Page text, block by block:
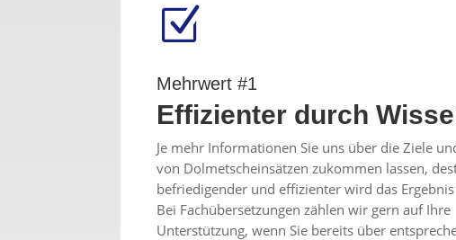
Z
Mehrwert #1
Effizienter durch
Je mehr Informationen Sie uns über die Ziele
von Dolmetscheinsätzen zukommen lassen,
befriedigender und effizienter wird das
Bei Fachübersetzungen zählen wir gern auf Ihre
Unterstützung, wenn Sie bereits über